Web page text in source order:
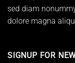
sed diam
dolore magna
SIGNUP FOR